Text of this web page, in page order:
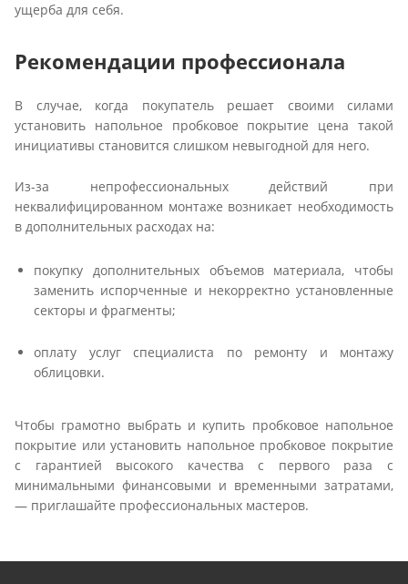
ущерба для себя.
Рекомендации профессионала
В случае, когда покупатель решает своими силами
установить напольное пробковое покрытие цена такой
инициативы становится слишком невыгодной для него.
Из-за непрофессиональных действий при
неквалифицированном монтаже возникает необходимость
в дополнительных расходах на:
покупку дополнительных объемов материала, чтобы
заменить испорченные и некорректно установленные
секторы и фрагменты;
оплату услуг специалиста по ремонту и монтажу
облицовки.
Чтобы грамотно выбрать и купить пробковое напольное
покрытие или установить напольное пробковое покрытие
с гарантией высокого качества с первого раза с
минимальными финансовыми и временными затратами,
— приглашайте профессиональных мастеров.